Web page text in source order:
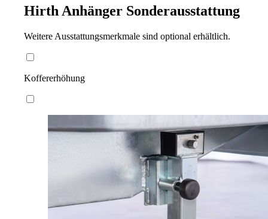
Hirth Anhänger Sonderausstattung
Weitere Ausstattungsmerkmale sind optional erhältlich.
Koffererhöhung